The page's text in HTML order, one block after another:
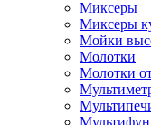
Миксеры
Миксеры
Мойки
Молотки
Молотки